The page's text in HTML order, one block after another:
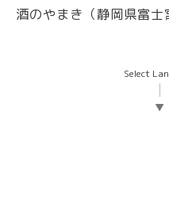
酒のやまき（静岡県富士
Select
▼